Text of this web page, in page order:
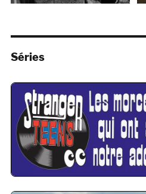
Séries